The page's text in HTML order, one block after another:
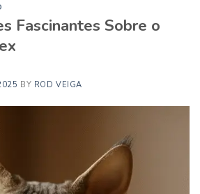
Fascinantes Sobre o
BY ROD VEIGA